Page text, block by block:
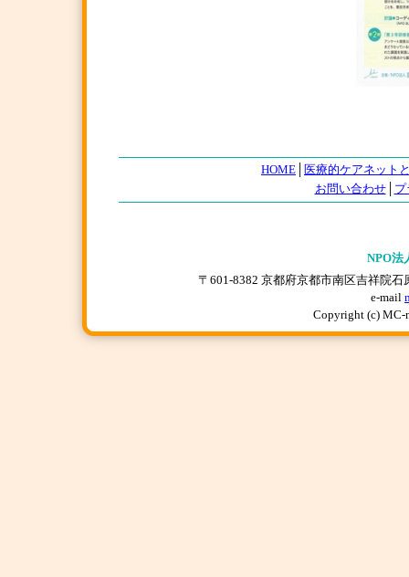
HOME
医療的ケアネット
お問い合わせ│ プ
NPO法
〒601-8382 京都府京都市南区吉祥院石
e-mail
Copyright (c) MC-